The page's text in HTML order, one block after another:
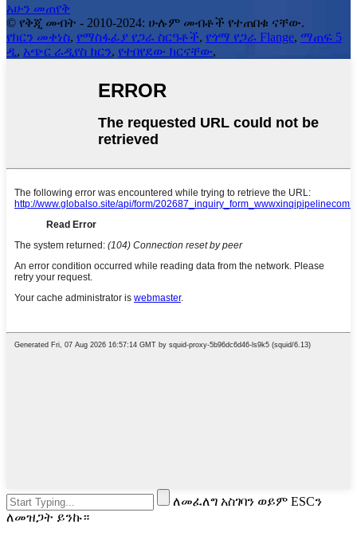
አሁን መጠየቅ
© የቅጂ መብት - 2010-2024: ሁሉም መብቶች የተጠበቁ ናቸው.
የክርን መቀነስ, የማስፋፊያ የጋራ ስርዓቶች, የጎማ የጋራ Flange, ማጠፍ 5
ዲ, አጭር ራዲየስ ክርን, የተበየደው ክርናቸው,
ለመፈለግ አስገባን ወይም ESCን
ለመዝጋት ይንኩ።